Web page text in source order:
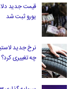
یورو ثبت شد
نرخ جدید
چه تغییری